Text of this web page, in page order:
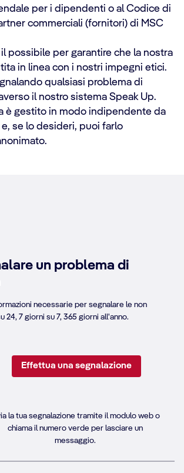
per i dipendenti o al Codice di
commerciali (fornitori) di MSC
possibile per garantire che la nostra
in linea con i nostri impegni etici.
qualsiasi problema di
il nostro sistema Speak Up.
è gestito in modo indipendente da
se lo desideri, puoi farlo
un problema di
necessarie per segnalare le non
24, 7 giorni su 7, 365 giorni all'anno.
Effettua una segnalazione
la tua segnalazione tramite il modulo web o
chiama il numero verde per lasciare un
messaggio.